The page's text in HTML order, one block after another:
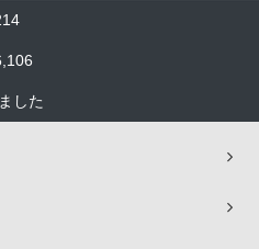
した